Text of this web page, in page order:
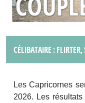
CÉLIBATAIRE :
Les Capricornes
2026. Les